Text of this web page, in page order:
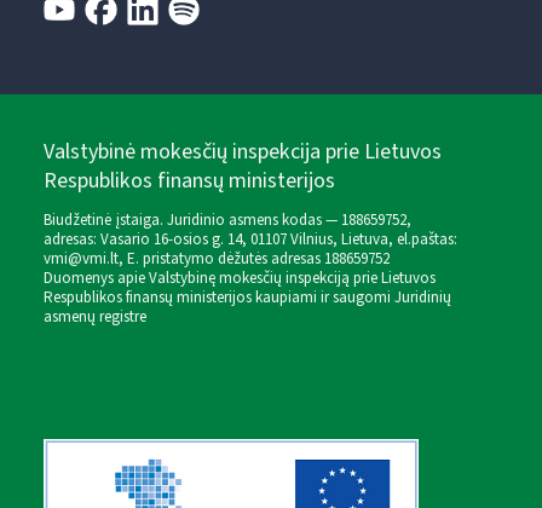
Valstybinė mokesčių inspekcija prie Lietuvos
Respublikos finansų ministerijos
Biudžetinė įstaiga. Juridinio asmens kodas — 188659752,
adresas: Vasario 16-osios g. 14, 01107 Vilnius, Lietuva, el.paštas:
vmi@vmi.lt, E. pristatymo dėžutės adresas 188659752
Duomenys apie Valstybinę mokesčių inspekciją prie Lietuvos
Respublikos finansų ministerijos kaupiami ir saugomi Juridinių
asmenų registre